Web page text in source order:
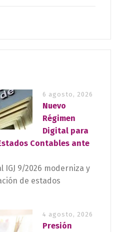
6 agosto, 2026
Nuevo
Régimen
Digital para
Contables ante
IGJ 9/2026 moderniza y
de estados
4 agosto, 2026
Presión